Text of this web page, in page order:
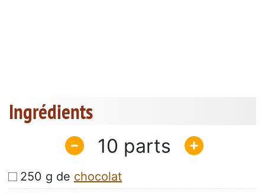
Ingrédients
10
250 g de chocolat